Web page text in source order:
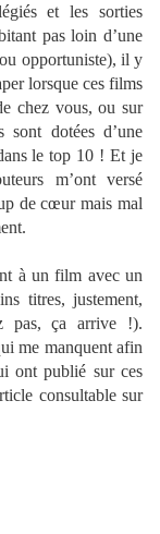
et les sorties
pas loin d’une
opportuniste), il y
lorsque ces films
chez vous, ou sur
sont dotées d’une
le top 10 ! Et je
m’ont versé
de cœur mais mal
à un film avec un
titres, justement,
pas, ça arrive !).
me manquent afin
ont publié sur ces
consultable sur